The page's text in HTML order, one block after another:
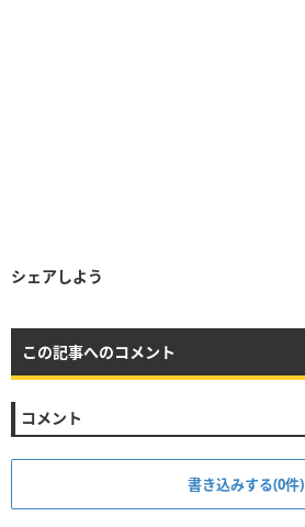
シェアしよう
この記事へのコメント
コメント
書き込みする(0件)